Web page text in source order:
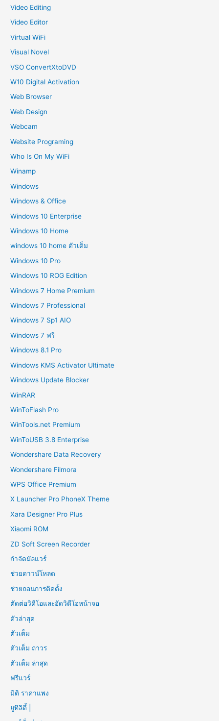
Video Editing
Video Editor
Virtual WiFi
Visual Novel
VSO ConvertXtoDVD
W10 Digital Activation
Web Browser
Web Design
Webcam
Website Programing
Who Is On My WiFi
Winamp
Windows
Windows & Office
Windows 10 Enterprise
Windows 10 Home
windows 10 home ตัวเต็ม
Windows 10 Pro
Windows 10 ROG Edition
Windows 7 Home Premium
Windows 7 Professional
Windows 7 Sp1 AIO
Windows 7 ฟรี
Windows 8.1 Pro
Windows KMS Activator Ultimate
Windows Update Blocker
WinRAR
WinToFlash Pro
WinTools.net Premium
WinToUSB 3.8 Enterprise
Wondershare Data Recovery
Wondershare Filmora
WPS Office Premium
X Launcher Pro PhoneX Theme
Xara Designer Pro Plus
Xiaomi ROM
ZD Soft Screen Recorder
กำจัดมัลแวร์
ช่วยดาวน์โหลด
ช่วยถอนการติดตั้ง
ตัดต่อวิดีโอและอัดวิดีโอหน้าจอ
ตัวล่าสุด
ตัวเต็ม
ตัวเต็ม ถาวร
ตัวเต็ม ล่าสุด
ฟรีแวร์
มิติ ราคาแพง
ยูทิลิตี้ |